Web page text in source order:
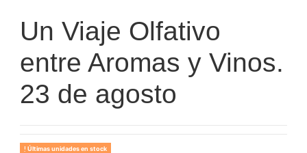
Un Viaje Olfativo
entre Aromas y Vinos.
23 de agosto
Últimas unidades en stock